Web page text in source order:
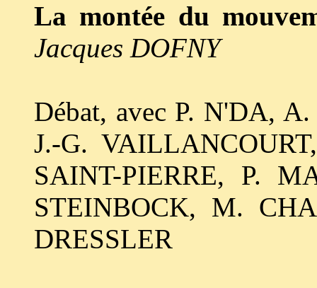
La montée du
Jacques DOFNY
Débat, avec P. N'DA,
J.-G.
SAINT-PIERRE, P.
STEINBOCK, M.
DRESSLER